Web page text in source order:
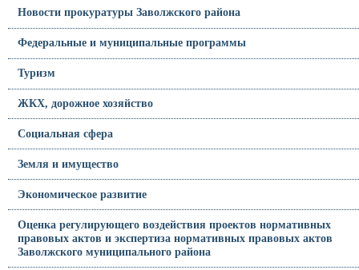
Новости прокуратуры Заволжского района
Федеральные и муниципальные программы
Туризм
ЖКХ, дорожное хозяйство
Социальная сфера
Земля и имущество
Экономическое развитие
Оценка регулирующего воздействия проектов нормативных
правовых актов и экспертиза нормативных правовых актов
Заволжского муниципального района